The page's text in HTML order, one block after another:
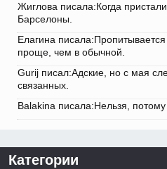
Жиглова писала:Когда
Барселоны.
Елагина
проще, чем в обычной.
Gurij писал:Адские, но с мая
связанных.
Balakina писала:Нельзя, потому
Категории